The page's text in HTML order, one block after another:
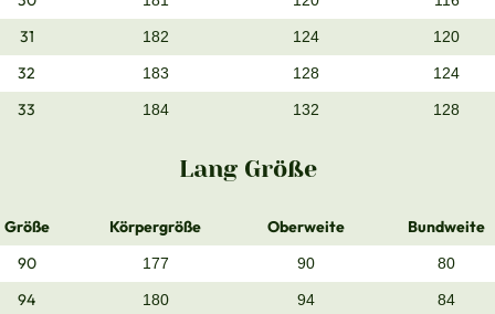
31 182 124 120
32 183 128 124
33 184 132 128
Lang Größe
Größe Körpergröße Oberweite
Bundweite
90
177 90 80
94 180 94 84